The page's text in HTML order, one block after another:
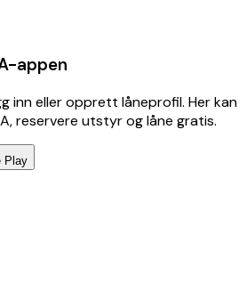
appen
inn eller opprett låneprofil. Her kan
reservere utstyr og låne gratis.
Play